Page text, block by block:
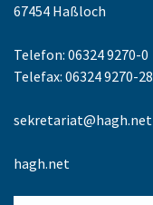
67454 Haßloch
Telefon: 06324 9270-0
Telefax: 06324 9270-28
sekretariat@hagh.net
hagh.net